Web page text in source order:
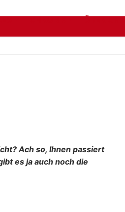
CHRONIK ÜBER UNS
Ach so, Ihnen passiert
es ja auch noch die